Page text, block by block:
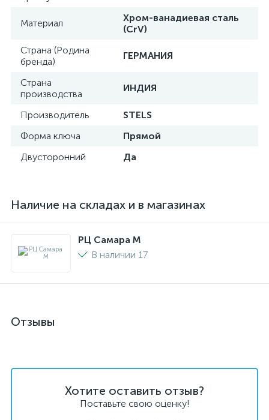
Материал
Хром-ванадиевая сталь
(CrV)
Страна (Родина
бренда)
ГЕРМАНИЯ
Страна
производства
ИНДИЯ
Производитель
STELS
Форма ключа
Прямой
Двусторонний
Да
Наличие на складах и в магазинах
РЦ Самара M
В наличии 17
Отзывы
Хотите оставить отзыв?
Поставьте свою оценку!